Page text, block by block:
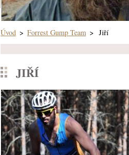
Úvod > Forrest Gump Team > Jiří
JIŘÍ